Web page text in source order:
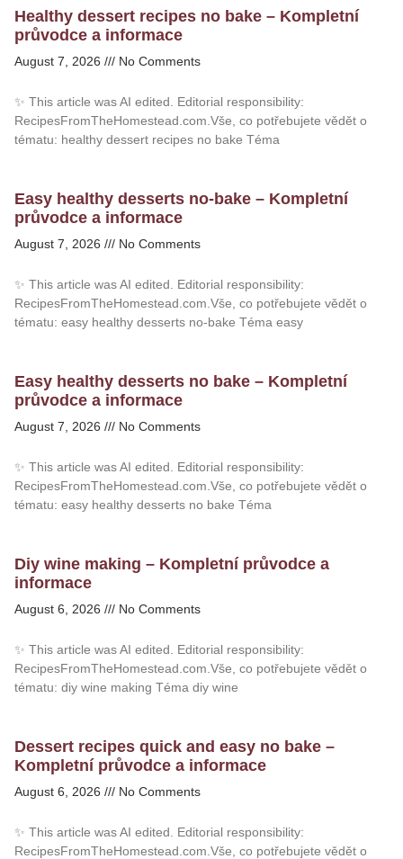
Healthy dessert recipes no bake – Kompletní
průvodce a informace
August 7, 2026 No Comments
✨ This article was AI edited. Editorial responsibility:
RecipesFromTheHomestead.com.Vše, co potřebujete vědět o
tématu: healthy dessert recipes no bake Téma
Easy healthy desserts no-bake – Kompletní
průvodce a informace
August 7, 2026 No Comments
✨ This article was AI edited. Editorial responsibility:
RecipesFromTheHomestead.com.Vše, co potřebujete vědět o
tématu: easy healthy desserts no-bake Téma easy
Easy healthy desserts no bake – Kompletní
průvodce a informace
August 7, 2026 No Comments
✨ This article was AI edited. Editorial responsibility:
RecipesFromTheHomestead.com.Vše, co potřebujete vědět o
tématu: easy healthy desserts no bake Téma
Diy wine making – Kompletní průvodce a
informace
August 6, 2026 No Comments
✨ This article was AI edited. Editorial responsibility:
RecipesFromTheHomestead.com.Vše, co potřebujete vědět o
tématu: diy wine making Téma diy wine
Dessert recipes quick and easy no bake –
Kompletní průvodce a informace
August 6, 2026 No Comments
✨ This article was AI edited. Editorial responsibility:
RecipesFromTheHomestead.com.Vše, co potřebujete vědět o